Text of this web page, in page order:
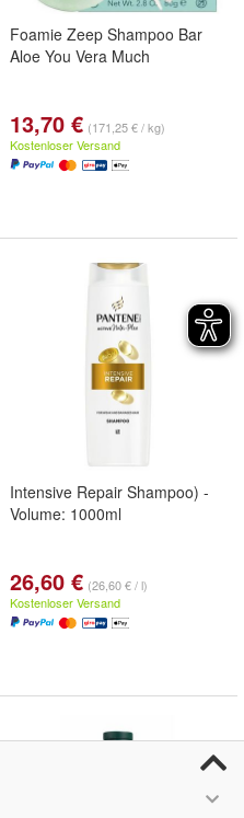
Foamie Zeep Shampoo Bar
Aloe You Vera Much
13,70 € (171,25 € / kg)
Kostenloser Versand
Intensive Repair Shampoo) -
Volume: 1000ml
26,60 € (26,60 € / l)
Kostenloser Versand